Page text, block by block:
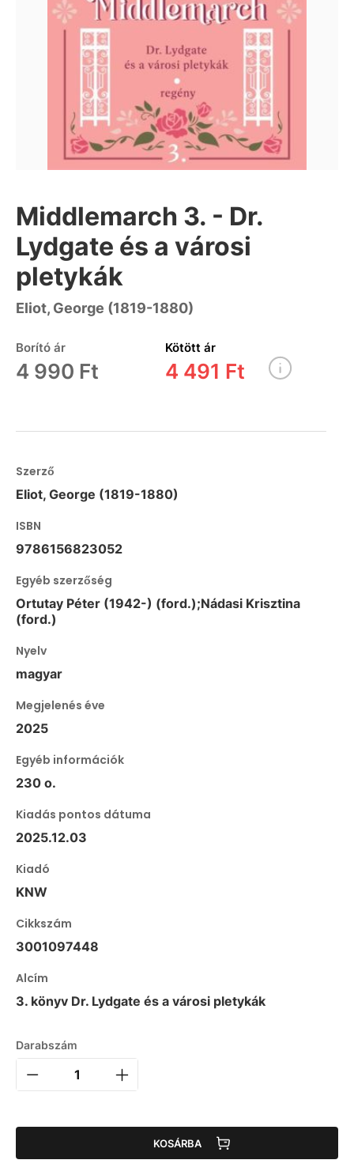
Middlemarch 3. - Dr.
Lydgate és a városi
pletykák
Eliot, George (1819-1880)
Borító ár
4 990 Ft
Kötött ár
4 491 Ft
Szerző
Eliot, George (1819-1880)
ISBN
9786156823052
Egyéb szerzőség
Ortutay Péter (1942-) (ford.);Nádasi Krisztina
(ford.)
Nyelv
magyar
Megjelenés éve
2025
Egyéb információk
230 o.
Kiadás pontos dátuma
2025.12.03
Kiadó
KNW
Cikkszám
3001097448
Alcím
3. könyv Dr. Lydgate és a városi pletykák
Darabszám
KOSÁRBA